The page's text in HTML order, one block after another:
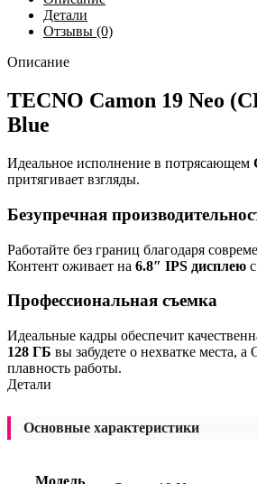
Детали
Отзывы (0)
Описание
TECNO Camon 19 Neo
Blue
Идеальное исполнение в потрясающем
притягивает взгляды.
Безупречная
Работайте без границ благодаря
Контент оживает на 6.8″ IPS дисплею
Профессиональная съемка
Идеальные кадры обеспечит
128 ГБ вы забудете о нехватке места,
плавность работы.
Детали
Основные характеристики
Модель